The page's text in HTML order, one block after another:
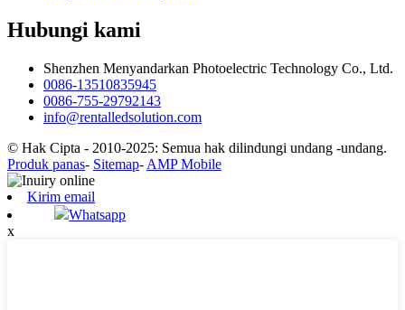
Hubungi kami
Shenzhen Menyandarkan Photoelectric Technology Co., Ltd.
0086-13510835945
0086-755-29792143
info@rentalledsolution.com
© Hak Cipta - 2010-2025: Semua hak dilindungi undang -undang.
Produk panas- Sitemap- AMP Mobile
Kirim email
Whatsapp
x